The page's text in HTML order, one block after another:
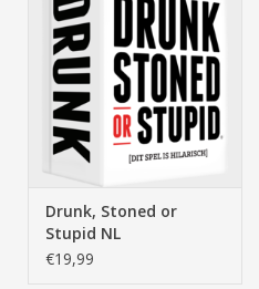
Drunk, Stoned or
Stupid NL
€19,99